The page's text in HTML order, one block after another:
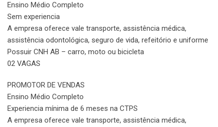
Ensino Médio Completo
Sem experiencia
A empresa oferece vale transporte, assistência médica,
assistência odontológica, seguro de vida, refeitório e uniforme
Possuir CNH AB – carro, moto ou bicicleta
02 VAGAS
PROMOTOR DE VENDAS
Ensino Médio Completo
Experiencia mínima de 6 meses na CTPS
A empresa oferece vale transporte, assistência médica,